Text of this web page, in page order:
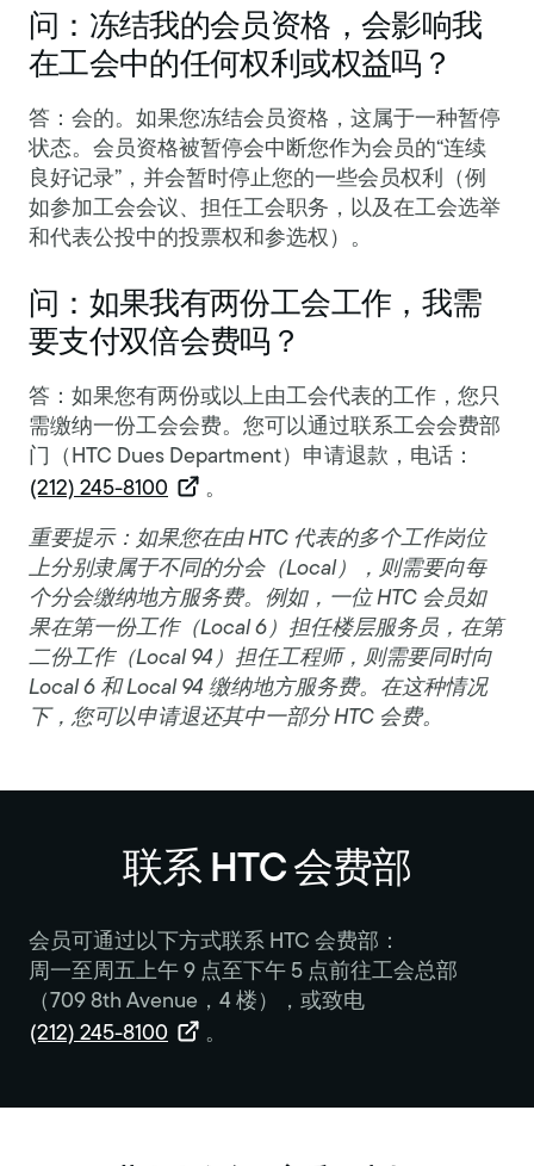
问：冻结我的会员资格，会影响我
在工会中的任何权利或权益吗？
答：会的。如果您冻结会员资格，这属于一种暂停
状态。会员资格被暂停会中断您作为会员的“连续
良好记录”，并会暂时停止您的一些会员权利（例
如参加工会会议、担任工会职务，以及在工会选举
和代表公投中的投票权和参选权）。
问：如果我有两份工会工作，我需
要支付双倍会费吗？
答：如果您有两份或以上由工会代表的工作，您只
需缴纳一份工会会费。您可以通过联系工会会费部
门（HTC Dues Department）申请退款，电话：
(212) 245-8100
。
重要提示：如果您在由 HTC 代表的多个工作岗位
上分别隶属于不同的分会（Local），则需要向每
个分会缴纳地方服务费。例如，一位 HTC 会员如
果在第一份工作（Local 6）担任楼层服务员，在第
二份工作（Local 94）担任工程师，则需要同时向
Local 6 和 Local 94 缴纳地方服务费。在这种情况
下，您可以申请退还其中一部分 HTC 会费。
联系 HTC 会费部
会员可通过以下方式联系 HTC 会费部：
周一至周五上午 9 点至下午 5 点前往工会总部
（709 8th Avenue，4 楼），或致电
(212) 245-8100
。